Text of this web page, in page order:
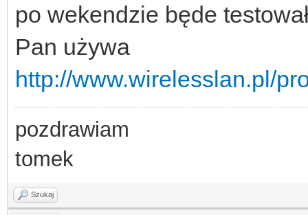
po wekendzie będe
Pan używa
http://www.wirelesslan.pl/
pozdrawiam
tomek
Szukaj